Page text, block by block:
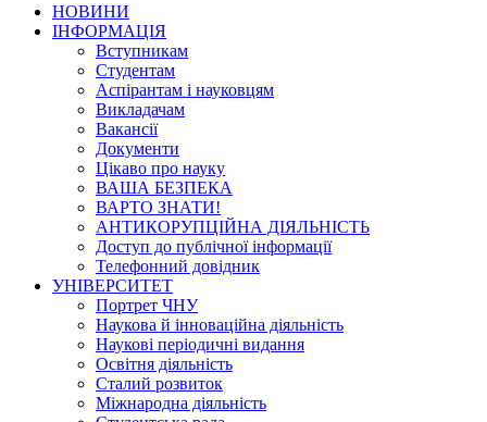
НОВИНИ
ІНФОРМАЦІЯ
Вступникам
Студентам
Аспірантам і науковцям
Викладачам
Вакансії
Документи
Цікаво про науку
ВАША БЕЗПЕКА
ВАРТО ЗНАТИ!
АНТИКОРУПЦІЙНА ДІЯЛЬНІСТЬ
Доступ до публічної інформації
Телефонний довідник
УНІВЕРСИТЕТ
Портрет ЧНУ
Наукова й інноваційна діяльність
Наукові періодичні видання
Освітня діяльність
Сталий розвиток
Міжнародна діяльність